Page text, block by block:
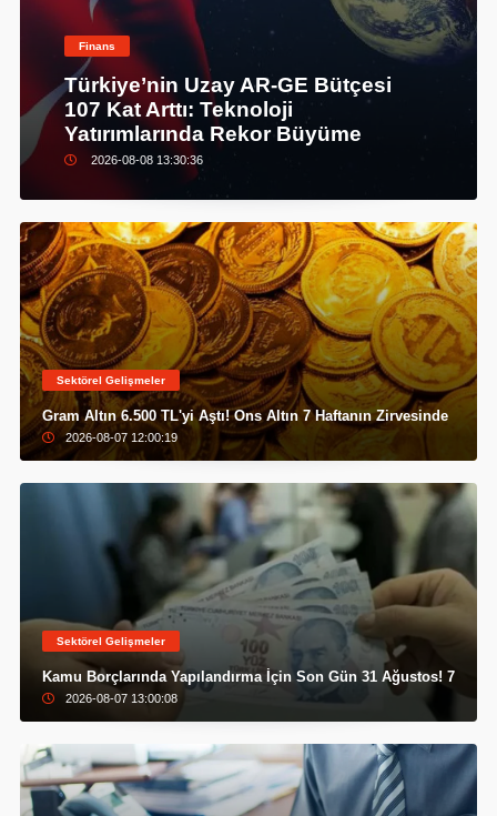
Finans
Türkiye’nin Uzay AR-GE Bütçesi
107 Kat Arttı: Teknoloji
Yatırımlarında Rekor Büyüme
2026-08-08 13:30:36
Sektörel Gelişmeler
Gram Altın 6.500 TL'yi Aştı! Ons Altın 7 Haftanın Zirvesinde
2026-08-07 12:00:19
Sektörel Gelişmeler
Kamu Borçlarında Yapılandırma İçin Son Gün 31 Ağustos! 72 Aya
2026-08-07 13:00:08